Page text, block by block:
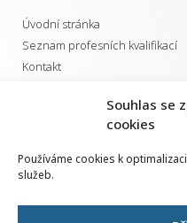
Souhlas se
cookies
Používáme cookies k
služeb.
Úvodní stránka
Seznam profesních kvalifikací
Kontakt
GDPR